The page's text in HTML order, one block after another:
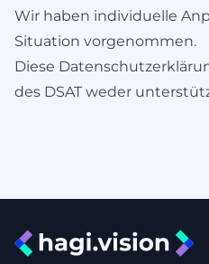
Wir haben individuelle
Situation vorgenommen.
Diese
des DSAT weder